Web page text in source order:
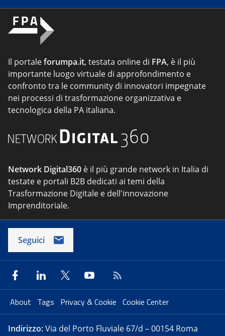
Il portaleforumpa.it, testata online di FPA, è il più
importante luogo virtuale di approfondimento e
confronto tra le community di innovatori impegnate
nei processi di trasformazione organizzativa e
tecnologica della PA italiana.
Network Digital360 è il più grande network in Italia di
testate e portali B2B dedicati ai temi della
Trasformazione Digitale e dell'innovazione
Imprenditoriale.
Seguici
About Tags Privacy & Cookie Cookie Center
Indirizzo:Via del Porto Fluviale 67/d – 00154 Roma